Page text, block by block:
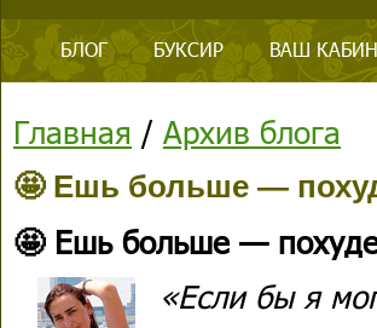
БЛОГ БУКСИР ВАШ
Главная / Архив блога
🤩 Ешь больше —
🤩 Ешь больше —
«Если бы я